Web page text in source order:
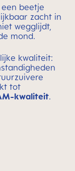
beetje
zacht in
wegglijdt,
mond.
kwaliteit:
tot
kwaliteit.